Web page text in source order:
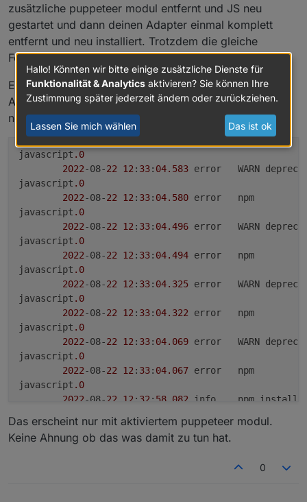
├── iobroker.web@5.2.4
├── iobroker.ws@2.1.3
├── iobroker.yr@5.3.0
├── iobroker.zigbee@1.7.6
zusätzliche puppeteer modul entfernt und JS neu
gestartet und dann deinen Adapter einmal komplett
entfernt und neu installiert. Trotzdem die gleiche
Fehlermeldung wie oben gepostet.
Edit: Was mir noch aufgefallen ist: Wenn ich im JS
Adapter wieder puppeteer reinnehme und den Adapter
neu starte, erscheint im Log folgendes:
javascript .0
2022-08-22 12 : 33: 04.583
error	WARN
javascript .0
2022-08-22 12 : 33: 04.580
javascript .0
2022-08-22 12 : 33: 04.496
error	WARN
javascript .0
2022-08-22 12 : 33: 04.494
javascript .0
2022-08-22 12 : 33: 04.325
error	WARN
javascript .0
2022-08-22 12 : 33: 04.322
javascript .0
2022-08-22 12 : 33: 04.069
error	WARN
javascript .0
2022-08-22 12 : 33: 04.067
javascript .0
2022-08-22 12 : 32 : 58.082
Das erscheint nur mit aktiviertem puppeteer modul.
Keine Ahnung ob das was damit zu tun hat.
0
Hallo! Könnten wir bitte einige zusätzliche Dienste für
Funktionalität & Analytics aktivieren? Sie können Ihre
Zustimmung später jederzeit ändern oder zurückziehen.
Lassen Sie mich wählen Das ist ok